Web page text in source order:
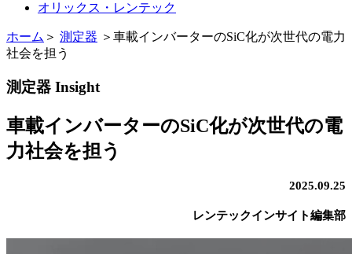
オリックス・レンテック
ホーム ＞ 測定器 ＞ 車載インバーターのSiC化が次世代の電力
社会を担う
測定器 Insight
車載インバーターのSiC化が次世代の電
力社会を担う
2025.09.25
レンテックインサイト編集部